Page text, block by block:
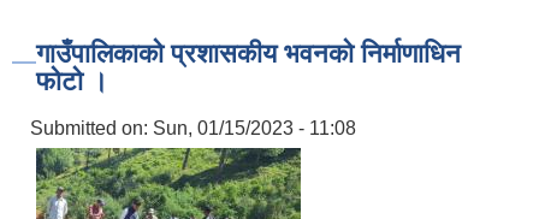
गाउँपालिकाको प्रशासकीय भवनको निर्माणाधिन
फोटो ।
Submitted on: Sun, 01/15/2023 - 11:08